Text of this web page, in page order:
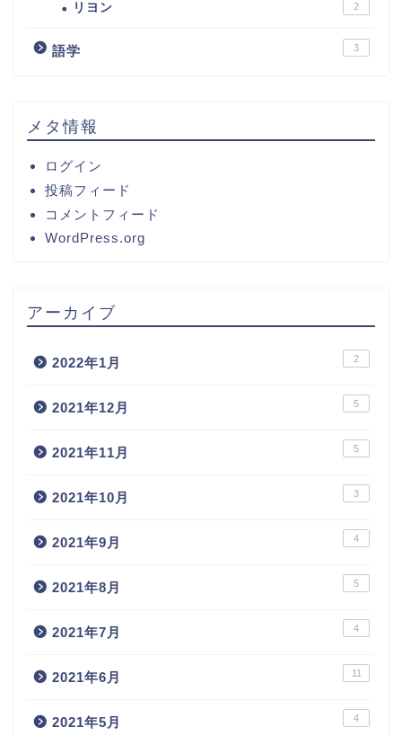
リヨン 2
語学 3
メタ情報
ログイン
投稿フィード
コメントフィード
WordPress.org
アーカイブ
2022年1月 2
2021年12月 5
2021年11月 5
2021年10月 3
2021年9月 4
2021年8月 5
2021年7月 4
2021年6月 11
2021年5月 4